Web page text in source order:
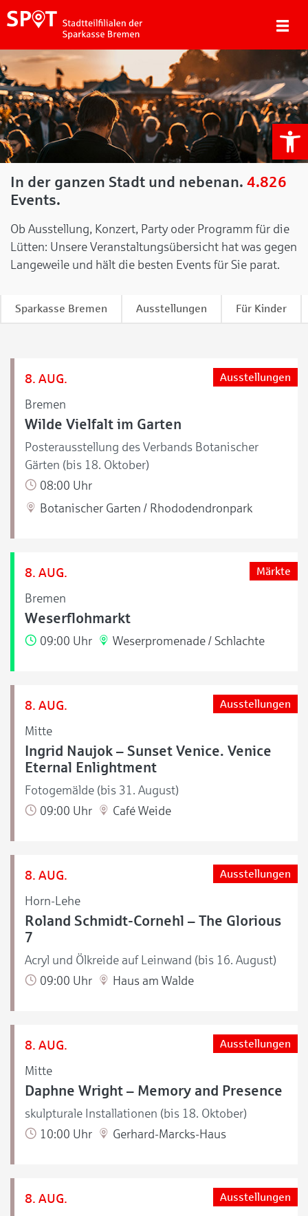
In der ganzen Stadt und nebenan. 4.826
Events.
Ob Ausstellung, Konzert, Party oder Programm für die
Lütten: Unsere Veranstaltungsübersicht hat was gegen
Langeweile und hält die besten Events für Sie parat.
Sparkasse Bremen Ausstellungen Für Kinder
8. AUG.
Bremen
Ausstellungen
Wilde Vielfalt im Garten
Posterausstellung des Verbands Botanischer
Gärten (bis 18. Oktober)
08:00 Uhr
Botanischer Garten / Rhododendronpark
8. AUG.
Bremen
Märkte
Weserflohmarkt
09:00 Uhr Weserpromenade / Schlachte
8. AUG.
Mitte
Ausstellungen
Ingrid Naujok – Sunset Venice. Venice
Eternal Enlightment
Fotogemälde (bis 31. August)
09:00 Uhr
Café Weide
8. AUG.
Horn-Lehe
Ausstellungen
Roland Schmidt-Cornehl – The Glorious
7
Acryl und Ölkreide auf Leinwand (bis 16. August)
09:00 Uhr
Haus am Walde
8. AUG.
Mitte
Ausstellungen
Daphne Wright – Memory and Presence
skulpturale Installationen (bis 18. Oktober)
10:00 Uhr
Gerhard-Marcks-Haus
8. AUG. Ausstellungen